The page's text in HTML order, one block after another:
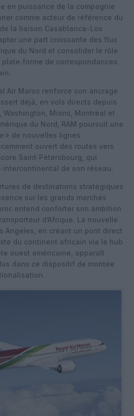
en puissance de la compagnie
comme acteur de référence du
la liaison Casablanca-Los
une part croissante des flux
du Nord et consolider le rôle
de correspondances
Air Maroc renforce son ancrage
déjà, en vols directs depuis
Washington, Miami, Montréal et
du Nord, RAM poursuit une
» de nouvelles lignes
ouvert des routes vers
Saint‑Pétersbourg, qui
de son réseau.
de destinations stratégiques
sur les grands marchés
entend conforter son ambition
d’Afrique. La nouvelle
Angeles, en créant un pont direct
du continent africain via le hub
ouest américaine, apparaît
dans ce dispositif de montée